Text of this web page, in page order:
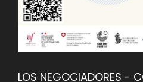
LOS NEGOCIADORES -